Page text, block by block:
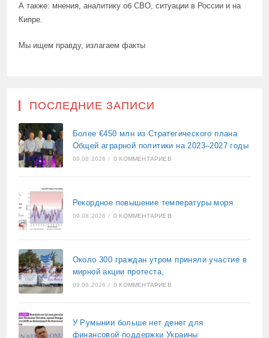
А также: мнения, аналитику об СВО, ситуации в России и на
Кипре.
Мы ищем правду, излагаем факты
ПОСЛЕДНИЕ ЗАПИСИ
Более €450 млн из Стратегического плана
Общей аграрной политики на 2023–2027 годы
09.08.2026 / 0 КОММЕНТАРИЕВ
Рекордное повышение температуры моря
09.08.2026 / 0 КОММЕНТАРИЕВ
Около 300 граждан утром приняли участие в
мирной акции протеста,
09.08.2026 / 0 КОММЕНТАРИЕВ
У Румынии больше нет денег для
финансовой поддержки Украины